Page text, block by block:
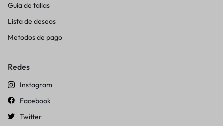
Guia de tallas
Lista de deseos
Metodos de pago
Redes
Instagram
Facebook
Twitter